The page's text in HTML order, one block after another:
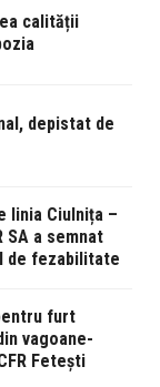
calității
depistat de
linia Ciulnița –
SA a semnat
de fezabilitate
furt
vagoane-
Fetești